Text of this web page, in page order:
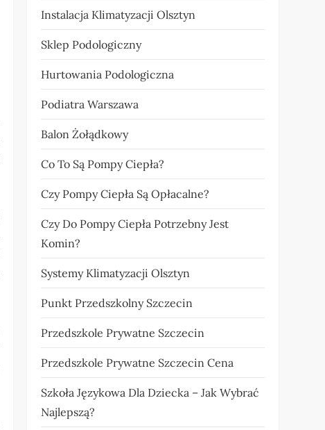
Instalacja Klimatyzacji Olsztyn
Sklep Podologiczny
Hurtowania Podologiczna
Podiatra Warszawa
Balon Żołądkowy
Co To Są Pompy Ciepła?
Czy Pompy Ciepła Są Opłacalne?
Czy Do Pompy Ciepła Potrzebny Jest
Komin?
Systemy Klimatyzacji Olsztyn
Punkt Przedszkolny Szczecin
Przedszkole Prywatne Szczecin
Przedszkole Prywatne Szczecin Cena
Szkoła Językowa Dla Dziecka – Jak Wybrać
Najlepszą?